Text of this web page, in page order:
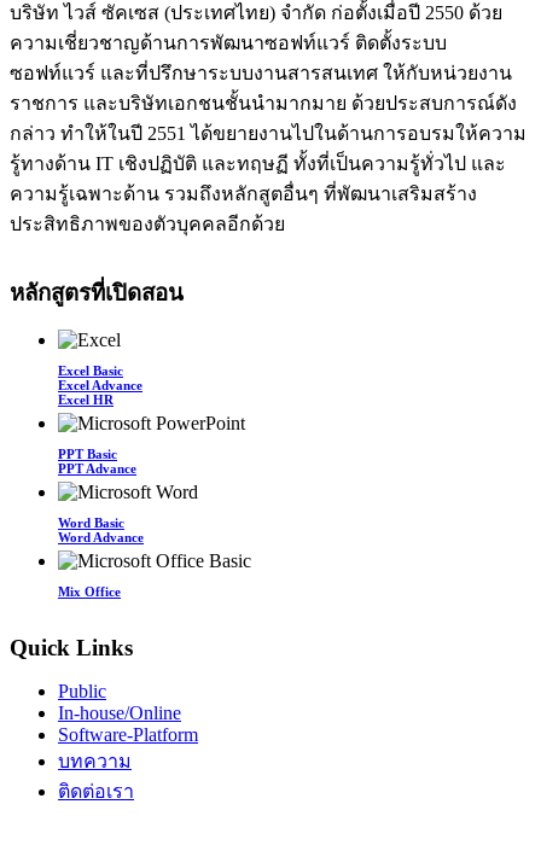
บริษัท ไวส์ ซัคเซส (ประเทศไทย) จำกัด ก่อตั้งเมื่อปี 2550 ด้วย
ความเชี่ยวชาญด้านการพัฒนาซอฟท์แวร์ ติดตั้งระบบ
ซอฟท์แวร์ และที่ปรึกษาระบบงานสารสนเทศ ให้กับหน่วยงาน
ราชการ และบริษัทเอกชนชั้นนำมากมาย ด้วยประสบการณ์ดัง
กล่าว ทำให้ในปี 2551 ได้ขยายงานไปในด้านการอบรมให้ความ
รู้ทางด้าน IT เชิงปฏิบัติ และทฤษฏี ทั้งที่เป็นความรู้ทั่วไป และ
ความรู้เฉพาะด้าน รวมถึงหลักสูตอื่นๆ ที่พัฒนาเสริมสร้าง
ประสิทธิภาพของตัวบุคคลอีกด้วย
หลักสูตรที่เปิดสอน
Excel Basic
Excel Advance
Excel HR
PPT Basic
PPT Advance
Word Basic
Word Advance
Mix Office
Quick Links
Public
In-house/Online
Software-Platform
บทความ
ติดต่อเรา